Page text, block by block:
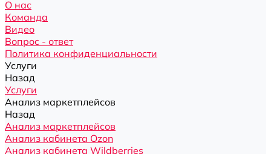
О нас
Команда
Видео
Вопрос - ответ
Политика конфиденциальности
Услуги
Назад
Услуги
Анализ маркетплейсов
Назад
Анализ маркетплейсов
Анализ кабинета Ozon
Анализ кабинета Wildberries